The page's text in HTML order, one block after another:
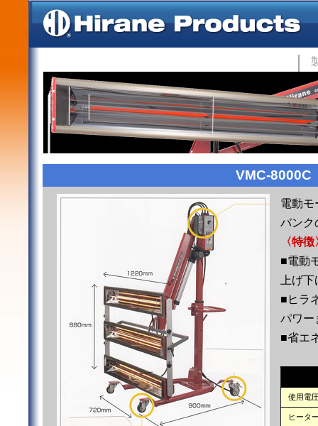
VMC-8000C
電動モ
バンク
〈特徴
■電動
上げ
■ヒラ
パワー
■省エ
使用電
ヒータ